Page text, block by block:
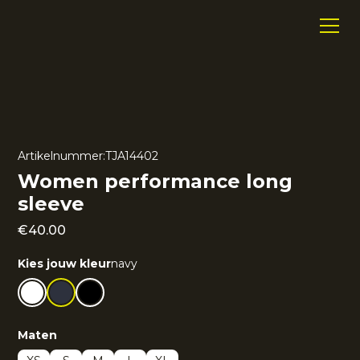
Artikelnummer:TJA14402
Women performance long
sleeve
€40.00
Kies jouw kleurnavy
Maten